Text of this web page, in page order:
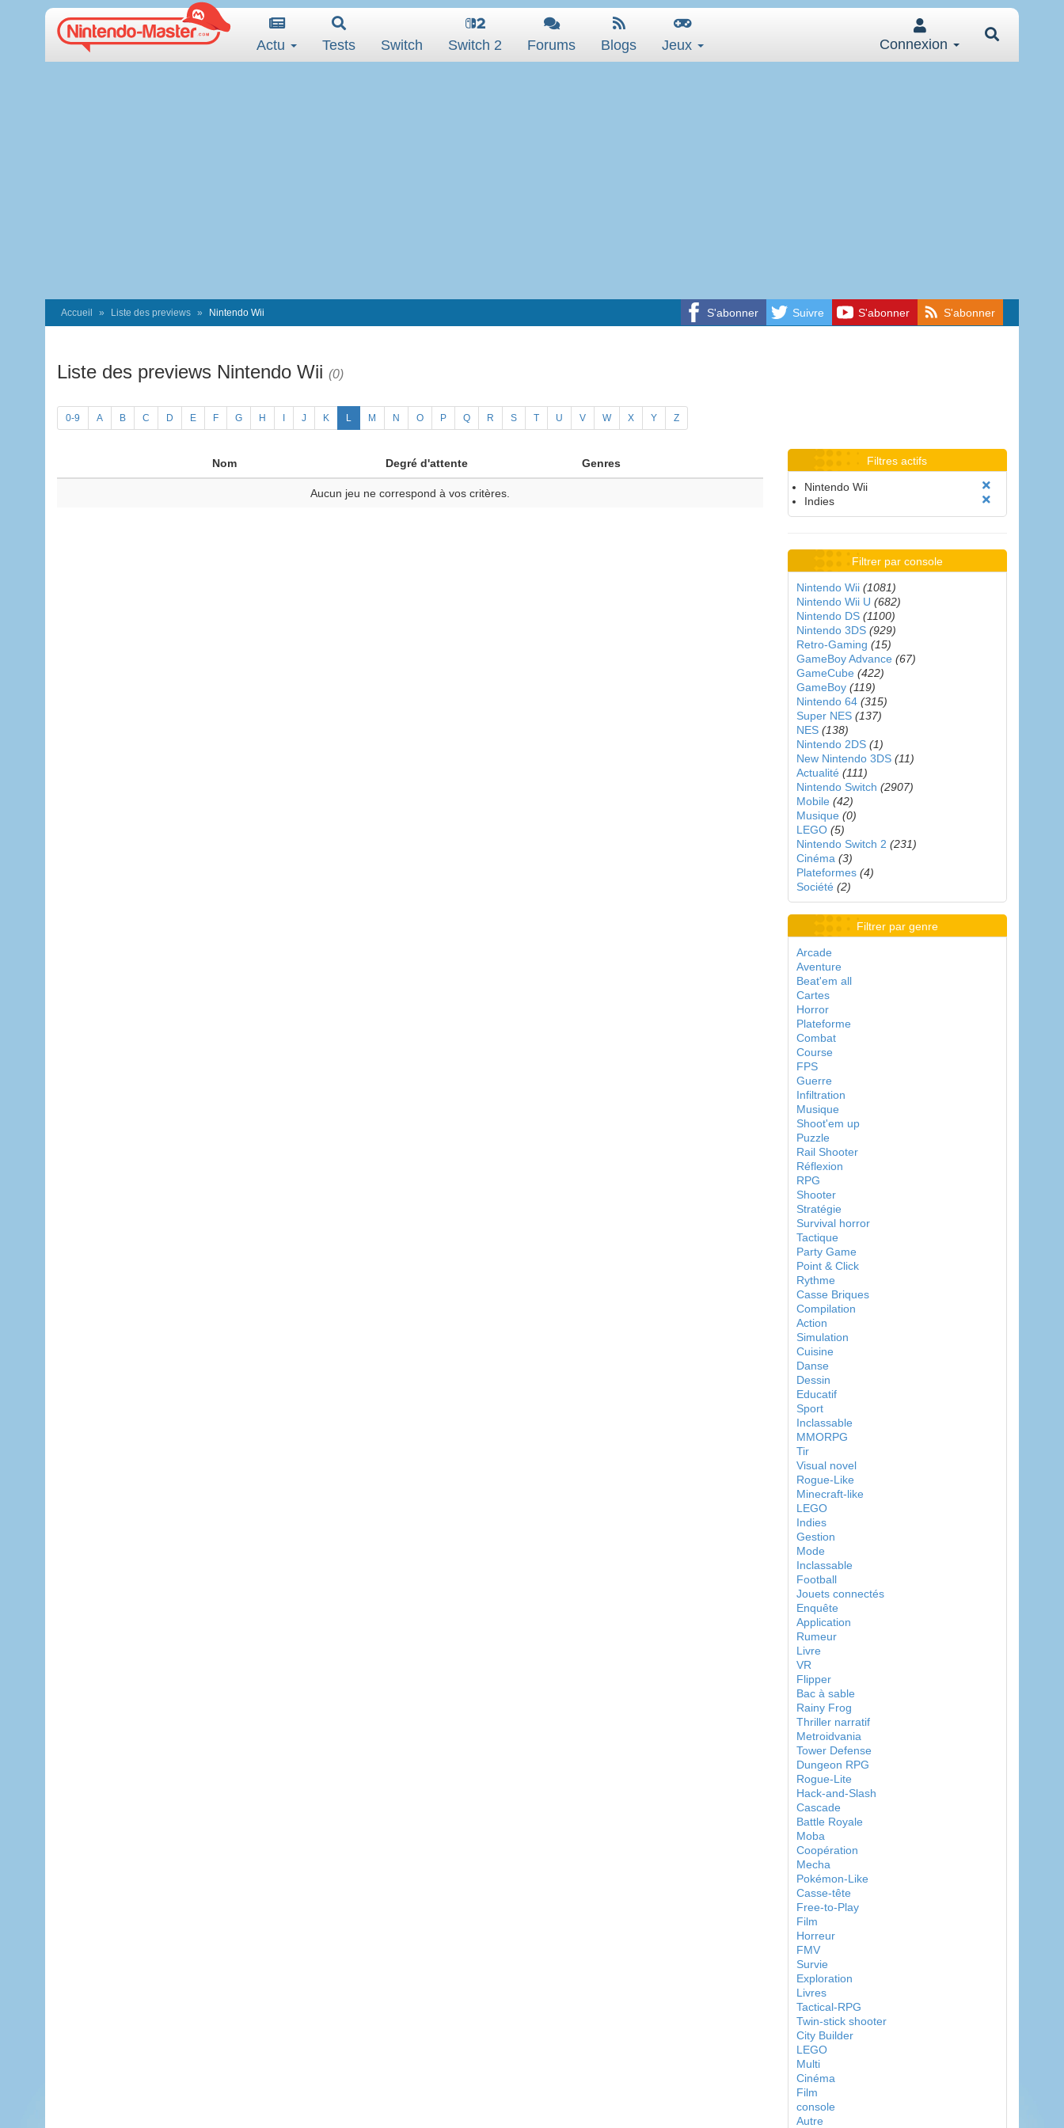
Actu Tests Switch Switch 2 Forums Blogs Jeux Connexion
S'abonner Suivre S'abonner S'abonner
Accueil Liste des previews Nintendo Wii
Liste des previews Nintendo Wii (0)
0-9 A B C D E F G H J K L M N O P Q R S T U V W X Y Z
Nom Degré d'attente Genres
Aucun jeu ne correspond à vos critères.
Filtres actifs
Nintendo Wii
Indies
Filtrer par console
Nintendo Wii (1081)
Nintendo Wii U (682)
Nintendo DS (1100)
Nintendo 3DS (929)
Retro-Gaming (15)
GameBoy Advance (67)
GameCube (422)
GameBoy (119)
Nintendo 64 (315)
Super NES (137)
NES (138)
Nintendo 2DS (1)
New Nintendo 3DS (11)
Actualité (111)
Nintendo Switch (2907)
Mobile (42)
Musique (0)
LEGO (5)
Nintendo Switch 2 (231)
Cinéma (3)
Plateformes (4)
Société (2)
Filtrer par genre
Arcade
Aventure
Beat'em all
Cartes
Horror
Plateforme
Combat
Course
FPS
Guerre
Infiltration
Musique
Shoot'em up
Puzzle
Rail Shooter
Réflexion
RPG
Shooter
Stratégie
Survival horror
Tactique
Party Game
Point & Click
Rythme
Casse Briques
Compilation
Action
Simulation
Cuisine
Danse
Dessin
Educatif
Sport
Inclassable
MMORPG
Tir
Visual novel
Rogue-Like
Minecraft-like
LEGO
Indies
Gestion
Mode
Inclassable
Football
Jouets connectés
Enquête
Application
Rumeur
Livre
VR
Flipper
Bac à sable
Rainy Frog
Thriller narratif
Metroidvania
Tower Defense
Dungeon RPG
Rogue-Lite
Hack-and-Slash
Cascade
Battle Royale
Moba
Coopération
Mecha
Pokémon-Like
Casse-tête
Free-to-Play
Film
Horreur
FMV
Survie
Exploration
Livres
Tactical-RPG
Twin-stick shooter
City Builder
LEGO
Multi
Cinéma
Film
console
Autre